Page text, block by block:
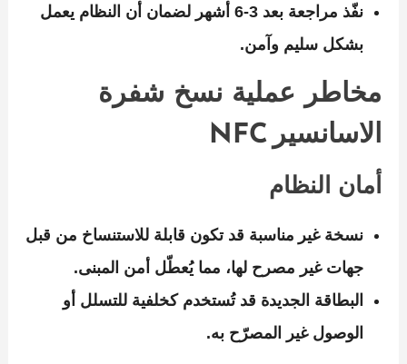
نفّذ مراجعة بعد 3‑6 أشهر لضمان أن النظام يعمل
بشكل سليم وآمن.
مخاطر عملية نسخ شفرة
الاسانسير NFC
أمان النظام
نسخة غير مناسبة قد تكون قابلة للاستنساخ من قبل
جهات غير مصرح لها، مما يُعطّل أمن المبنى.
البطاقة الجديدة قد تُستخدم كخلفية للتسلل أو
الوصول غير المصرّح به.